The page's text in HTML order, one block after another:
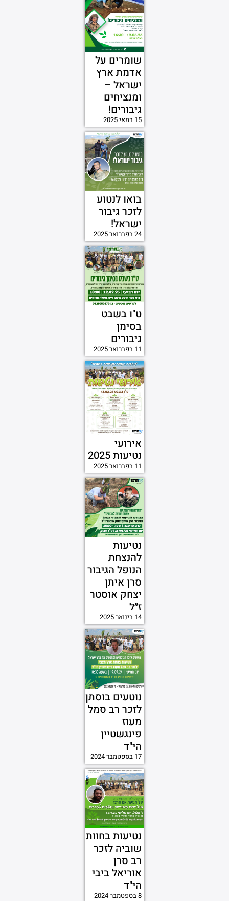
שומרים על
אדמת ארץ
ישראל –
ומנציחים
גיבורים!
15 במאי 2025
בואו לנטוע
לזכר גיבור
ישראל!
24 בפברואר 2025
ט"ו בשבט
בסימן
גיבורים
11 בפברואר 2025
אירועי
נטיעות 2025
11 בפברואר 2025
נטיעות
להנצחת
הנופל הגיבור
סרן איתן
יצחק אוסטר
ז״ל
14 בינואר 2025
נוטעים בוסתן
לזכר רב סמל
מעוז
פינגשטיין
הי"ד
17 בספטמבר 2024
נטיעות בחוות
שוביה לזכר
רב סרן
אוריאל ביבי
הי"ד
8 בספטמבר 2024